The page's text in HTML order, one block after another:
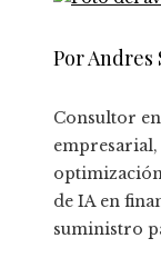
Por Andres
Consultor
de IA en
suministro